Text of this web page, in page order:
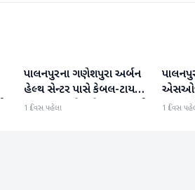
બનાસકાંઠા
પાલનપુરના ગણેશપુરા અર્બન
હેલ્થ સેન્ટર પાસે કેબલ-ટાયર
સળગાવાતા ફેલાયેલા ધુમાડાથી
1 દિવસ પહેલા
લાખનું
1 દિવસ